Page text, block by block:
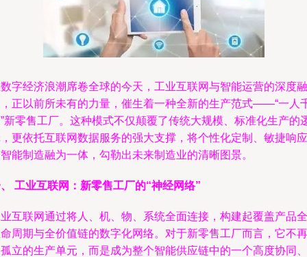
字经济浪潮席卷全球的今天，工业互联网与智能运营的深度融
正以前所未有的力量，催生着一种全新的生产范式——“一人
新零售工厂。这种模式不仅颠覆了传统大规模、标准化生产的
更依托互联网数据服务的强大支撑，将个性化定制、敏捷响应
能制造融为一体，勾勒出未来制造业的清晰图景。
工业互联网：新零售工厂的“神经网络”
互联网通过将人、机、物、系统全面连接，构建起覆盖产品全
周期与全价值链的数字化网络。对于新零售工厂而言，它不再
立的生产单元，而是成为整个智能供应链中的一个高度协同、